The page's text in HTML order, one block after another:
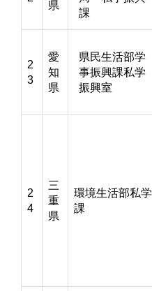
県
課
2
3
愛
知
県
県民生活部学
事振興課私学
振興室
2
4
三
重
県
環境生活部私学
課